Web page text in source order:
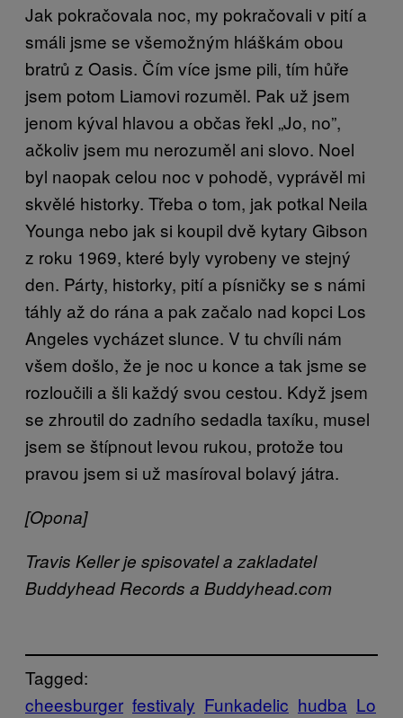
Jak pokračovala noc, my pokračovali v pití a
smáli jsme se všemožným hláškám obou
bratrů z Oasis. Čím více jsme pili, tím hůře
jsem potom Liamovi rozuměl. Pak už jsem
jenom kýval hlavou a občas řekl „Jo, no”,
ačkoliv jsem mu nerozuměl ani slovo. Noel
byl naopak celou noc v pohodě, vyprávěl mi
skvělé historky. Třeba o tom, jak potkal Neila
Younga nebo jak si koupil dvě kytary Gibson
z roku 1969, které byly vyrobeny ve stejný
den. Párty, historky, pití a písničky se s námi
táhly až do rána a pak začalo nad kopci Los
Angeles vycházet slunce. V tu chvíli nám
všem došlo, že je noc u konce a tak jsme se
rozloučili a šli každý svou cestou. Když jsem
se zhroutil do zadního sedadla taxíku, musel
jsem se štípnout levou rukou, protože tou
pravou jsem si už masíroval bolavý játra.
[Opona]
Travis Keller je spisovatel a zakladatel
Buddyhead Records a Buddyhead.com
Tagged:
cheesburger festivaly Funkadelic hudba Lo